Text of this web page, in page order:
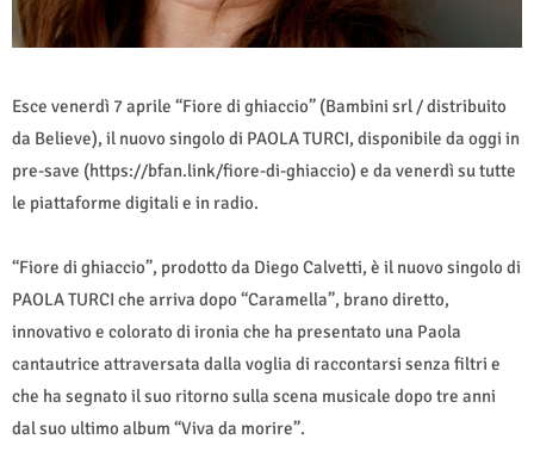
Esce venerdì 7 aprile “Fiore di ghiaccio” (Bambini srl / distribuito
da Believe), il nuovo singolo di PAOLA TURCI, disponibile da oggi in
pre-save (https://bfan.link/fiore-di-ghiaccio) e da venerdì su tutte
le piattaforme digitali e in radio.
“Fiore di ghiaccio”, prodotto da Diego Calvetti, è il nuovo singolo di
PAOLA TURCI che arriva dopo “Caramella”, brano diretto,
innovativo e colorato di ironia che ha presentato una Paola
cantautrice attraversata dalla voglia di raccontarsi senza filtri e
che ha segnato il suo ritorno sulla scena musicale dopo tre anni
dal suo ultimo album “Viva da morire”.